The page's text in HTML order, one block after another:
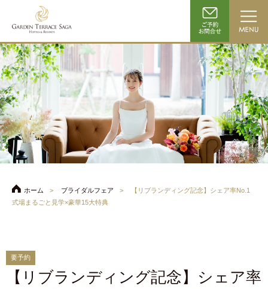
ホーム ブライダルフェア
【リブランディング記念】シェア率No.1
式場まるごと見学×豪華15大特典
要予約
【リブランディング記念】シェア率